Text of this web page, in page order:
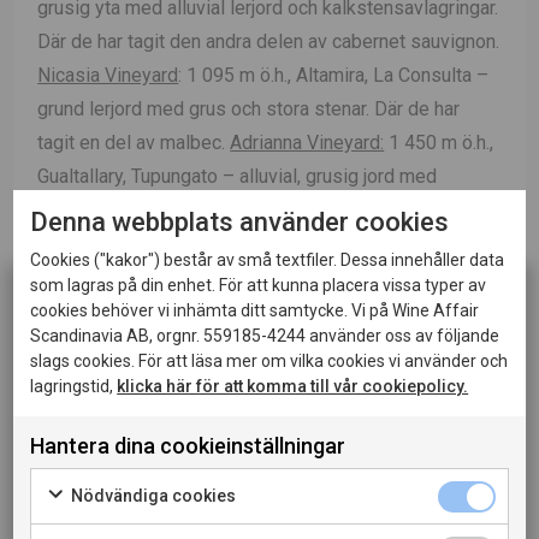
grusig yta med alluvial lerjord och kalkstensavlagringar.
Där de har tagit den andra delen av cabernet sauvignon.
Nicasia Vineyard: 1 095 m ö.h., Altamira, La Consulta –
grund lerjord med grus och stora stenar. Där de har
tagit en del av malbec.Adrianna Vineyard: 1 450 m ö.h.,
Gualtallary, Tupungato – alluvial, grusig jord med
kalkstensavlagringar. Där de har tagit den andra delen
KaraktärÅrgång 2004 bjuder på en djupt nyanserad
och komplex upplevelse. Doften är förföriskt utvecklad
med toner av torkade körsbär, ceder, tobak, svart te och
läder. Smaken är sammetslen men strukturerad, med
välintegrerade tanniner och frisk syra som ger liv åt de
mogna fruktnoterna av svarta vinbär, plommon och ett
floralt eko från Malbec-druvan. Avslutet är långt,
Denna webbplats använder cookies
Cookies ("kakor") består av små textfiler. Dessa innehåller data
som lagras på din enhet. För att kunna placera vissa typer av
cookies behöver vi inhämta ditt samtycke. Vi på Wine Affair
Scandinavia AB, orgnr. 559185-4244 använder oss av följande
slags cookies. För att läsa mer om vilka cookies vi använder och
lagringstid, klicka här för att komma till vår cookiepolicy.
Hantera dina cookieinställningar
Nödvändiga cookies
Denna sida innehåller information om alkoholhaltiga
drycker och riktar sig till dig som fyllt 20 år.
När jag bekräftar att jag är 20 år eller äldre godkänner